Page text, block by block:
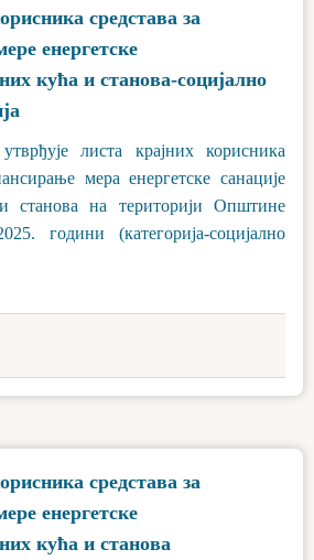
средстава за
енергетске
кућа и станова-социјално
листа крајних корисника
мера енергетске санације
станова на територији Општине
години (категорија-социјално
средстава за
енергетске
кућа и станова